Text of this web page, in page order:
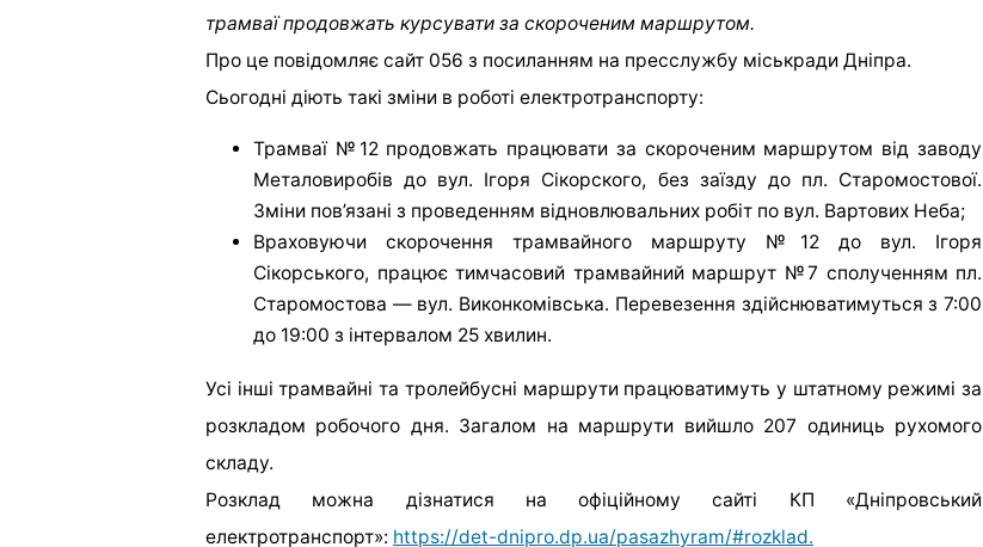
трамваї продовжать курсувати за скороченим маршрутом.
Про це повідомляє сайт 056 з посиланням на пресслужбу міськради Дніпра.
Сьогодні діють такі зміни в роботі електротранспорту:
Трамваї №12 продовжать працювати за скороченим маршрутом від заводу
Металовиробів до вул. Ігоря Сікорского, без заїзду до пл. Старомостової.
Зміни пов’язані з проведенням відновлювальних робіт по вул. Вартових Неба;
Враховуючи скорочення трамвайного маршруту №12 до вул. Ігоря
Сікорського, працює тимчасовий трамвайний маршрут №7 сполученням пл.
Старомостова — вул. Виконкомівська. Перевезення здійснюватимуться з 7:00
до 19:00 з інтервалом 25 хвилин.
Усі інші трамвайні та тролейбусні маршрути працюватимуть у штатному режимі за
розкладом робочого дня. Загалом на маршрути вийшло 207 одиниць рухомого
складу.
Розклад можна дізнатися на офіційному сайті КП «Дніпровський
електротранспорт»: https://det-dnipro.dp.ua/pasazhyram/#rozklad.